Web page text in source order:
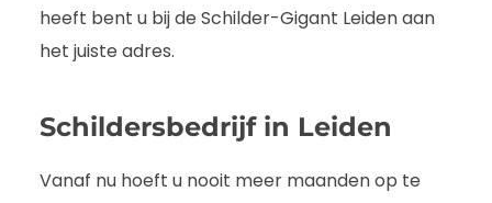
heeft bent u bij de Schilder-Gigant Leiden aan
het juiste adres.
Schildersbedrijf in Leiden
Vanaf nu hoeft u nooit meer maanden op te